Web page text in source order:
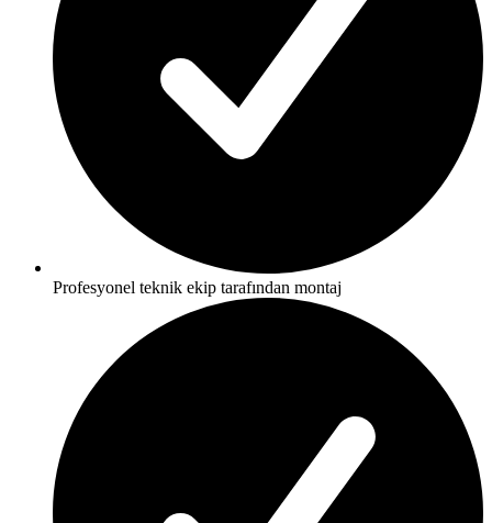
Profesyonel teknik ekip tarafından montaj